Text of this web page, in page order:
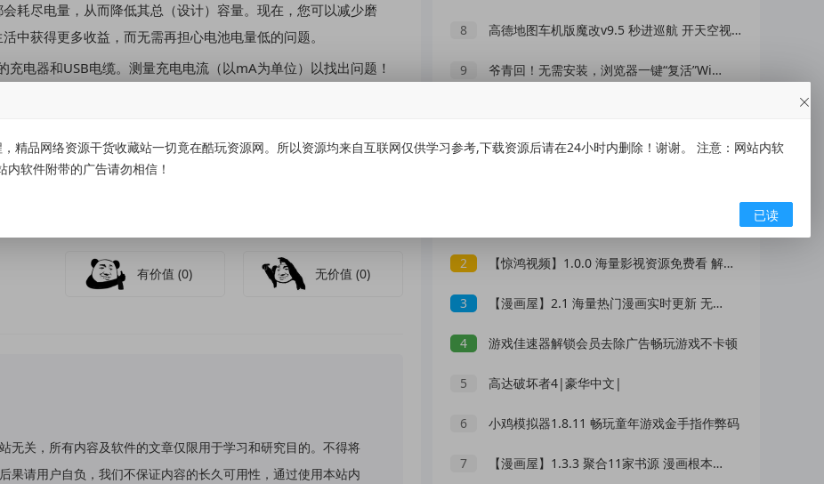
耗尽电量，从而降低其总（设计）容量。现在，您可以减少磨
中获得更多收益，而无需再担心电池电量低的问题。
电器和USB电缆。测量充电电流（以mA为单位）以找出问题！
有价值(0) 无价值(0)
无关，所有内容及软件的文章仅限用于学习和研究目的。不得将
果请用户自负，我们不保证内容的长久可用性，通过使用本站内
8 高德地图车机版魔改v9.5 秒进巡航 开天空视角 保时捷字体
9 爷青回！无需安装，浏览器一键“复活”Windows
2 【惊鸿视频】1.0.0 海量影视资源免费看 解锁VIP
3 【漫画屋】2.1 海量热门漫画实时更新 无广告
4 游戏佳速器解锁会员去除广告畅玩游戏不卡顿
5 高达破坏者4|豪华中文|
6 小鸡模拟器1.8.11 畅玩童年游戏金手指作弊码
7 【漫画屋】1.3.3 聚合11家书源 漫画根本看不完
精品网络资源干货收藏站一切竟在酷玩资源网。所以资源均来自互联网仅供学习参考,下载资源后请在24小时内删除！谢谢。 注意：网站内软
软件附带的广告请勿相信！
已读